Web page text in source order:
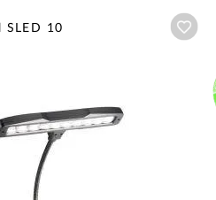
SLED 10